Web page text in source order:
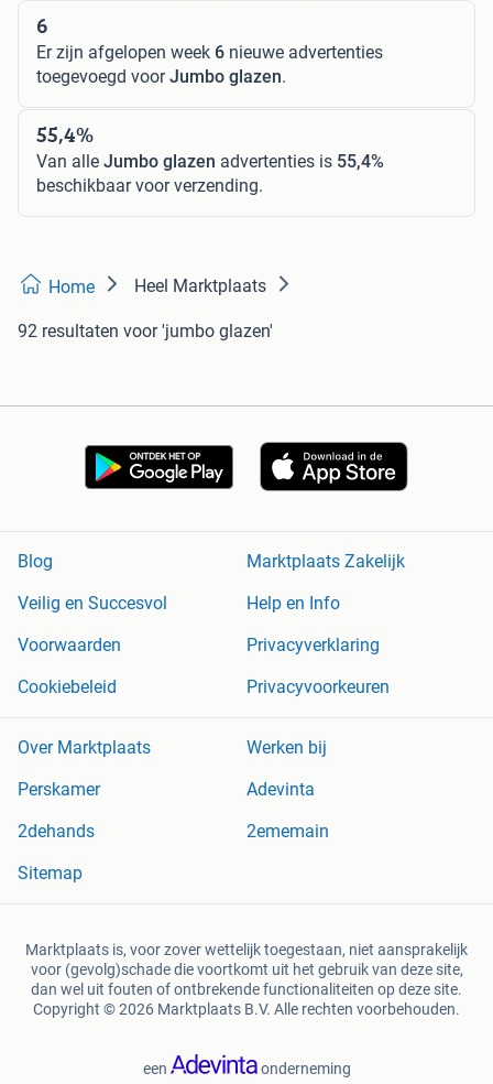
6
Er zijn afgelopen week 6 nieuwe advertenties
toegevoegd voorJumbo glazen.
55,4%
Van alle Jumbo glazen advertenties is 55,4%
beschikbaar voor verzending.
Home Heel Marktplaats
92 resultaten voor 'jumbo glazen'
Blog
Marktplaats Zakelijk
Veilig en Succesvol
Help en Info
Voorwaarden
Privacyverklaring
Cookiebeleid
Privacyvoorkeuren
Over Marktplaats
Werken bij
Perskamer
Adevinta
2dehands
2ememain
Sitemap
Marktplaats is, voor zover wettelijk toegestaan, niet aansprakelijk
voor (gevolg)schade die voortkomt uit het gebruik van deze site,
dan wel uit fouten of ontbrekende functionaliteiten op deze site.
Copyright © 2026 Marktplaats B.V. Alle rechten voorbehouden.
een onderneming